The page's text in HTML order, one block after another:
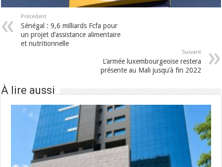
Précédent
Sénégal : 9,6 milliards Fcfa pour
un projet d’assistance alimentaire
et nutritionnelle
Suivant
L’armée luxembourgeoise restera
présente au Mali jusqu’à fin 2022
À lire aussi